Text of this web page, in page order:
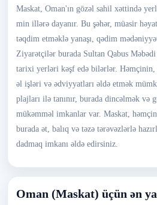
Maskat, Oman'ın gözəl sahil xəttində
min illərə dayanır. Bu şəhər, müasir
təqdim etməklə yanaşı, qədim
Ziyarətçilər burada Sultan Qabus
tarixi yerləri kəşf edə bilərlər. Həmçinin,
əl işləri və ədviyyatları əldə etmək
plajları ilə tanınır, burada dincəlmək və
mükəmməl imkanlar var. Maskat,
burada ət, balıq və təzə tərəvəzlərlə
dadmaq imkanı əldə edirsiniz.
Oman (Maskat) üçün ən